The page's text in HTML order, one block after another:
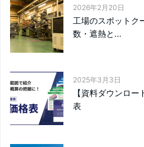
2026年2月20日
工場のスポットク
数・遮熱と...
2025年3月3日
【資料ダウンロ
表